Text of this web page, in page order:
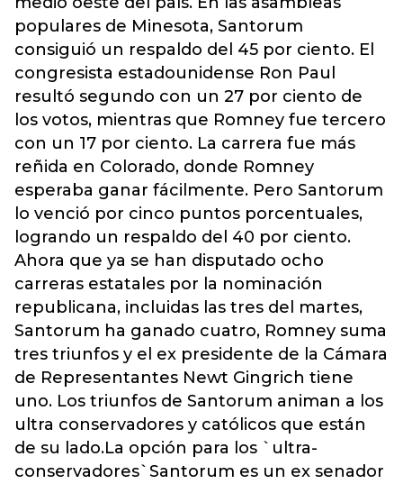
populares de Minesota, Santorum
consiguió un respaldo del 45 por ciento. El
congresista estadounidense Ron Paul
resultó segundo con un 27 por ciento de
los votos, mientras que Romney fue tercero
con un 17 por ciento. La carrera fue más
reñida en Colorado, donde Romney
esperaba ganar fácilmente. Pero Santorum
lo venció por cinco puntos porcentuales,
logrando un respaldo del 40 por ciento.
Ahora que ya se han disputado ocho
carreras estatales por la nominación
republicana, incluidas las tres del martes,
Santorum ha ganado cuatro, Romney suma
tres triunfos y el ex presidente de la Cámara
de Representantes Newt Gingrich tiene
uno. Los triunfos de Santorum animan a los
ultra conservadores y católicos que están
de su lado.La opción para los `ultra-
conservadores`Santorum es un ex senador